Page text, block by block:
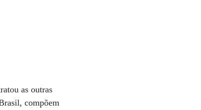
as outras
compõem